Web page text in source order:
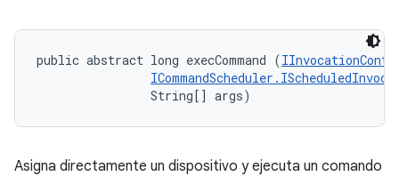
public abstract long execCommand (
                String[] args)
Asigna directamente un dispositivo y ejecuta un comando